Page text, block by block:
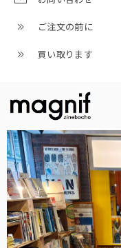
ご注文の前に
買い取ります